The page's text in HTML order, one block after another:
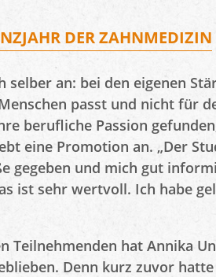
DER ZAHNMEDIZIN
selber an: bei den eigenen
passt und nicht für
berufliche Passion
eine Promotion an. „Der
gegeben und mich gut
ist sehr wertvoll. Ich habe
Teilnehmenden hat Annika
Denn kurz zuvor